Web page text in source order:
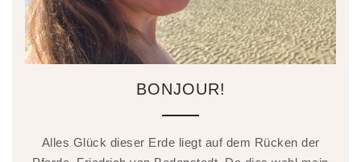
BONJOUR!
Alles Glück dieser Erde liegt auf dem Rücken der